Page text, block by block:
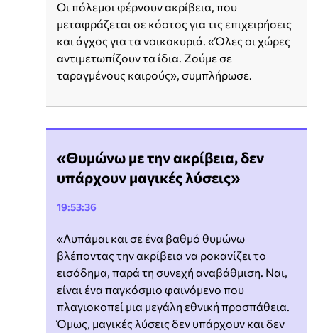
Οι πόλεμοι φέρνουν ακρίβεια, που
μεταφράζεται σε κόστος για τις επιχειρήσεις
και άγχος για τα νοικοκυριά. «Όλες οι χώρες
αντιμετωπίζουν τα ίδια. Ζούμε σε
ταραγμένους καιρούς», συμπλήρωσε.
«Θυμώνω με την ακρίβεια, δεν
υπάρχουν μαγικές λύσεις»
19:53:36
«Λυπάμαι και σε ένα βαθμό θυμώνω
βλέποντας την ακρίβεια να ροκανίζει το
εισόδημα, παρά τη συνεχή αναβάθμιση. Ναι,
είναι ένα παγκόσμιο φαινόμενο που
πλαγιοκοπεί μια μεγάλη εθνική προσπάθεια.
Όμως, μαγικές λύσεις δεν υπάρχουν και δεν